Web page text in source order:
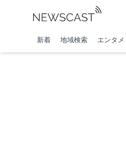
新着 地域検索 エンタメ